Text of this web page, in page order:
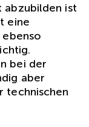
ist
eine
bei der
aber
technischen